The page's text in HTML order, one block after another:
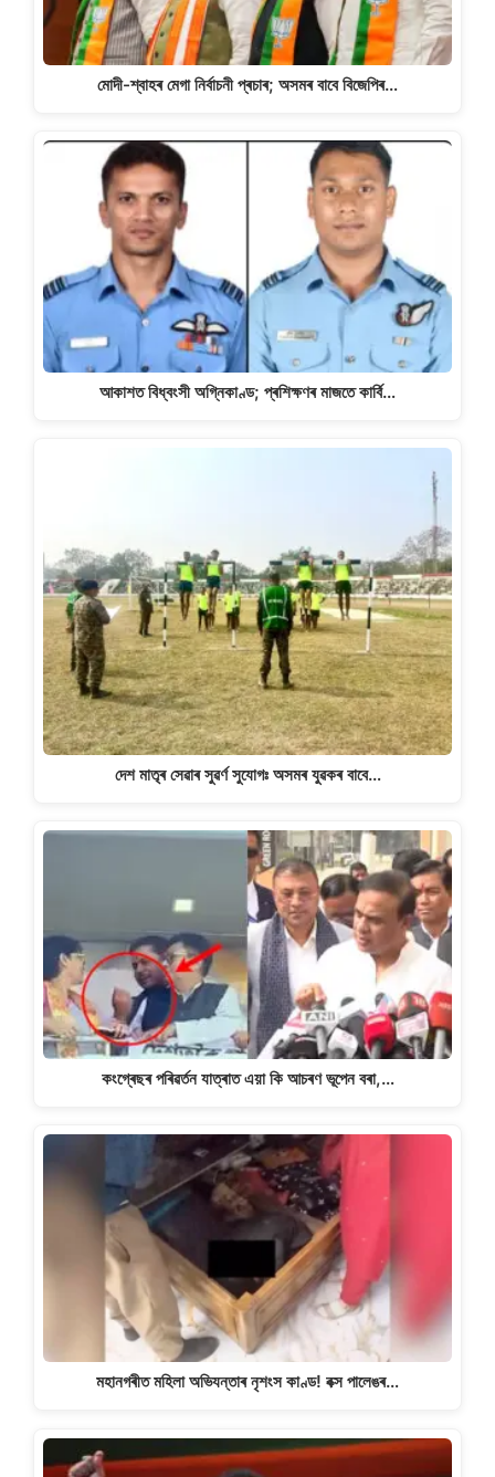
মোদী-শ্বাহৰ মেগা নিৰ্বাচনী প্ৰচাৰ; অসমৰ বাবে বিজেপিৰ…
আকাশত বিধ্বংসী অগ্নিকাণ্ড; প্ৰশিক্ষণৰ মাজতে কাৰ্বি…
দেশ মাতৃৰ সেৱাৰ সুৱৰ্ণ সুযোগঃ অসমৰ যুৱকৰ বাবে…
কংগ্ৰেছৰ পৰিৱৰ্তন যাত্ৰাত এয়া কি আচৰণ ভূপেন বৰা,…
মহানগৰীত মহিলা অভিযন্তাৰ নৃশংস কাণ্ড! বক্স পালেঙৰ…